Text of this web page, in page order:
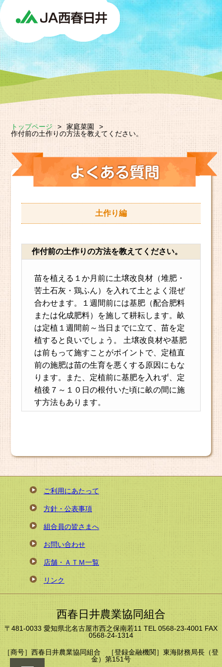
トップページ > 家庭菜園
>
作付前の土作りの方法を教えてください。
土作り編
作付前の土作りの方法を教えてください。
苗を植える１か月前に土壌改良材（堆肥・
苦土石灰・鶏ふん）を入れて土とよく混ぜ
合わせます。１週間前には基肥（配合肥料
または化成肥料）を施して耕耘します。畝
は定植１週間前～当日までに立て、苗を定
植すると良いでしょう。 土壌改良材や基肥
は前もって施すことがポイントで、定植直
前の施肥は苗の生育を悪くする原因にもな
ります。また、定植前に基肥を入れず、定
植後７～１０日の根付いた頃に畝の間に施
す方法もあります。
ご利用にあたって
方針・公表事項
組合員の皆さまへ
お問い合わせ
店舗・ＡＴＭ一覧
リンク
西春日井農業協同組合
〒481-0033 愛知県北名古屋市西之保南若11 TEL 0568-23-4001 FAX
0568-24-1314
［商号］西春日井農業協同組合 ［登録金融機関］東海財務局長（登
金）第151号